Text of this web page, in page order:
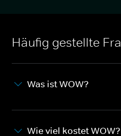
Häufig gestellte
Was ist WOW?
Wie viel kostet WOW?